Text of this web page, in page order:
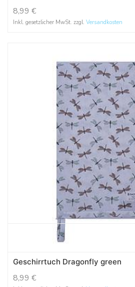
8,99 €
Inkl. gesetzlicher MwSt. zzgl. Versandkosten
Geschirrtuch Dragonfly green
8,99 €